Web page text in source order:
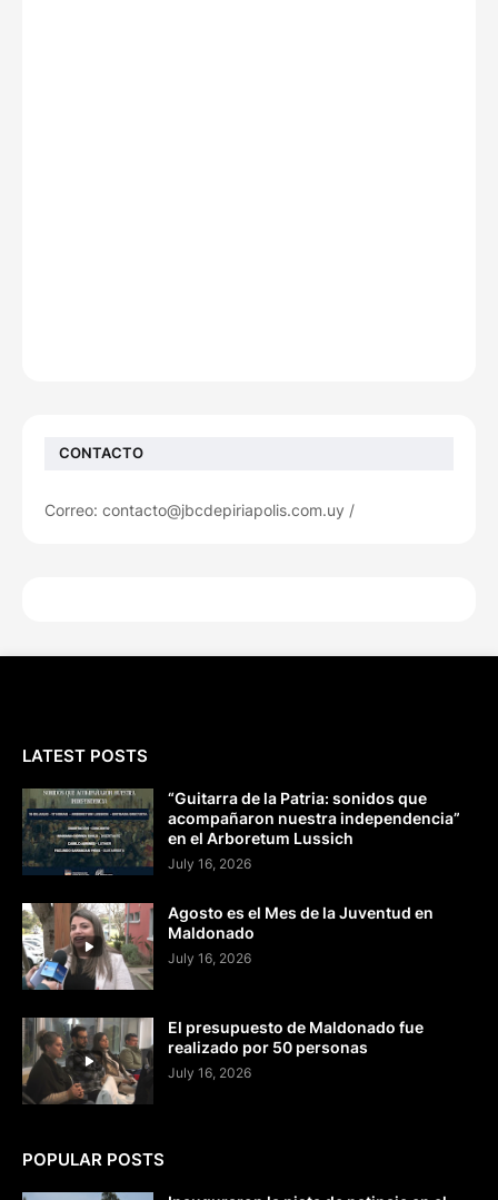
CONTACTO
Correo: contacto@jbcdepiriapolis.com.uy /
LATEST POSTS
“Guitarra de la Patria: sonidos que
acompañaron nuestra independencia”
en el Arboretum Lussich
July 16, 2026
Agosto es el Mes de la Juventud en
Maldonado
July 16, 2026
El presupuesto de Maldonado fue
realizado por 50 personas
July 16, 2026
POPULAR POSTS